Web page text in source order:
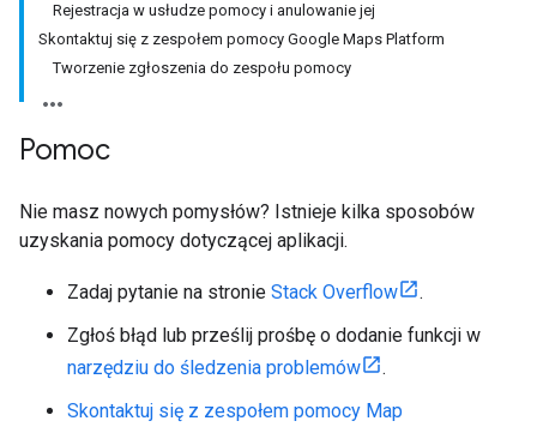
Rejestracja w usłudze pomocy i anulowanie jej
Skontaktuj się z zespołem pomocy Google Maps Platform
Tworzenie zgłoszenia do zespołu pomocy
Pomoc
Nie masz nowych pomysłów? Istnieje kilka sposobów
uzyskania pomocy dotyczącej aplikacji.
Zadaj pytanie na stronie Stack Overflow
.
Zgłoś błąd lub prześlij prośbę o dodanie funkcji w
narzędziu do śledzenia problemów
.
Skontaktuj się z zespołem pomocy Map